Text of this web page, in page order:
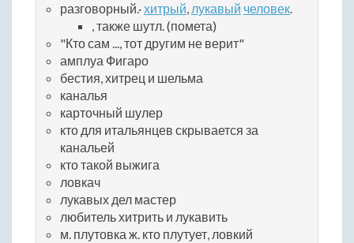
разговорный.·хитрый, лукавый человек.
, также шутл. (помета)
"Кто сам ..., тот другим не верит"
амплуа Фигаро
бестия, хитрец и шельма
каналья
карточный шулер
кто для итальянцев скрывается за
канальей
кто такой выжига
ловкач
лукавых дел мастер
любитель хитрить и лукавить
м. плутовка ж. кто плутует, ловкий